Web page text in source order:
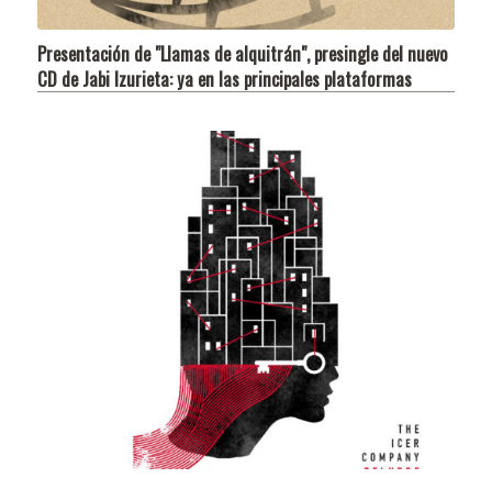
Presentación de "Llamas de alquitrán", presingle del nuevo
CD de Jabi Izurieta: ya en las principales plataformas